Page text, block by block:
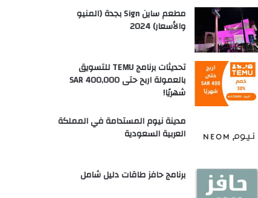
مطعم ساين Sign بجدة (المنيو
والأسعار) 2024
تحديثات برنامج TEMU للتسويق
بالعمولة اربح حتى SAR 400,000
شهريًا!
مدينة نيوم المستدامة في المملكة
العربية السعودية
برنامج حافز طاقات دليل شامل